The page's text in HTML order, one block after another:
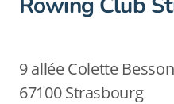
9 allée Colette Besson
67100 Strasbourg